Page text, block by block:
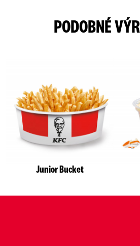
PODOBNÉ
Junior Bucket